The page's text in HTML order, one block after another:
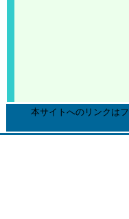
本サイトへのリンクは